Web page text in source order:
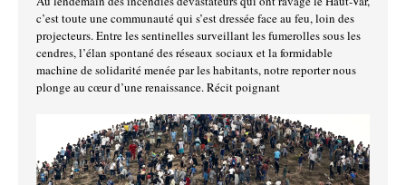
c’est toute une communauté qui s’est dressée face au feu, loin des
projecteurs. Entre les sentinelles surveillant les fumerolles sous les
cendres, l’élan spontané des réseaux sociaux et la formidable
machine de solidarité menée par les habitants, notre reporter nous
plonge au cœur d’une renaissance. Récit poignant